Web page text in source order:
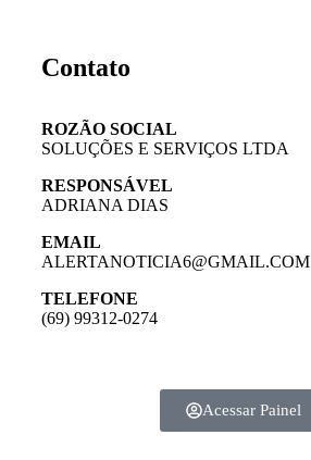
Contato
ROZÃO SOCIAL
SOLUÇÕES E SERVIÇOS LTDA
RESPONSÁVEL
ADRIANA DIAS
EMAIL
ALERTANOTICIA6@GMAIL.COM
TELEFONE
(69) 99312-0274
Acessar Painel